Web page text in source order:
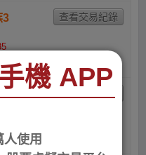
3
喵
機 APP
人使用